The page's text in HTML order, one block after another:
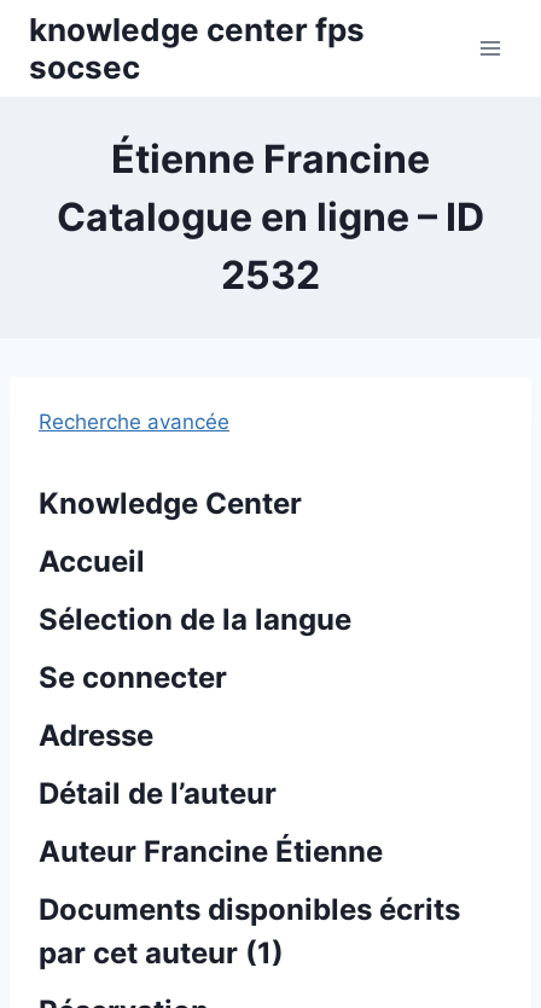
Skip
content
knowledge center fps
socsec
Étienne Francine
Catalogue en ligne – ID
2532
Recherche avancée
Knowledge Center
Accueil
Sélection de la langue
Se connecter
Adresse
Détail de l’auteur
Auteur Francine Étienne
Documents disponibles écrits
par cet auteur (1)